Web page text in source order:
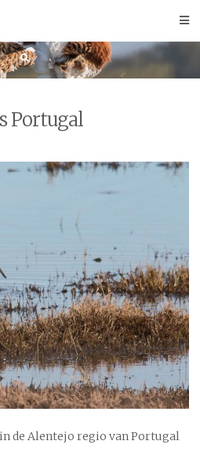
Portugal
de Alentejo regio van Portugal